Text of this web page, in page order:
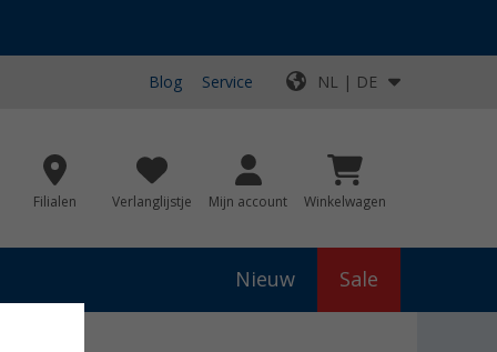
Blog Service NL | DE
Filialen Verlanglijstje Mijn account Winkelwagen
Nieuw Sale